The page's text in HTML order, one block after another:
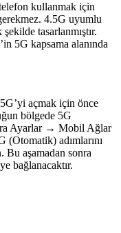
kullanmak için
4.5G uyumlu
tasarlanmıştır.
5G kapsama alanında
açmak için önce
bölgede 5G
Ayarlar → Mobil Ağlar
adımlarını
aşamadan sonra
bağlanacaktır.